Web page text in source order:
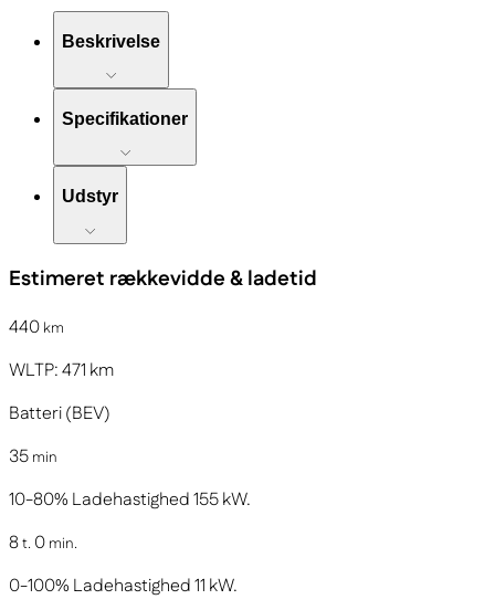
Beskrivelse
Specifikationer
Udstyr
Estimeret rækkevidde & ladetid
440 km
WLTP:471 km
Batteri (BEV)
35 min
10-80% Ladehastighed155kW.
8t. 0 min.
0-100% Ladehastighed11 kW.